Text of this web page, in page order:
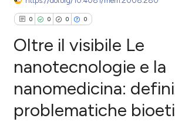
0 0 0 0
Citing Publications
Supporting
Oltre il visibile Le
nanotecnologie e la
nanomedicina:
problematiche